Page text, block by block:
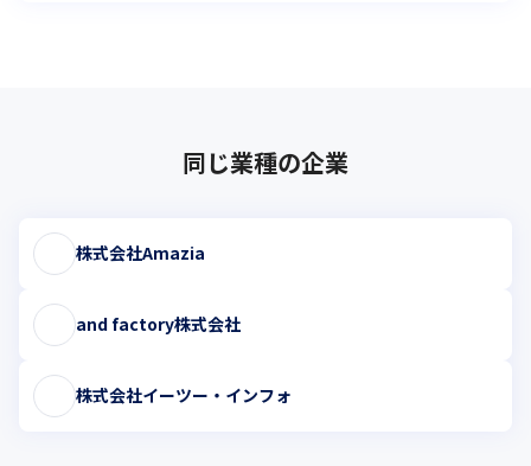
同じ業種の企業
株式会社Amazia
and factory株式会社
株式会社イーツー・インフォ